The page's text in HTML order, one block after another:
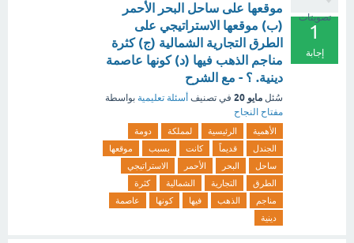
تصويتات
1
إجابة
موقعها على ساحل البحر الأحمر
(ب) موقعها الاستراتيجي على
الطرق التجارية الشمالية (ج) كثرة
مناجم الذهب فيها (د) كونها عاصمة
دينية. ؟ - مع الشرح
سُئل مايو 20 في تصنيف أسئلة تعليمية بواسطة
مفتاح النجاح
الأهمية الرئيسية لمملكة
دومة
الجندل
قديماً كانت بسبب
موقعها
ساحل
البحر الأحمر
الاستراتيجي
الطرق
التجارية الشمالية
كثرة
مناجم
الذهب فيها كونها
عاصمة
دينية